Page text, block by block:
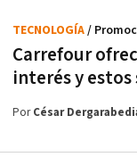
Carrefour
interés y
TECNOLOGÍA/
PorCésar